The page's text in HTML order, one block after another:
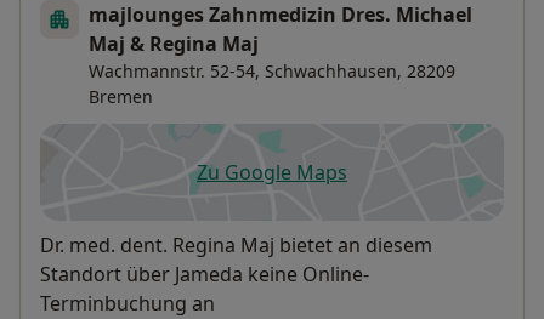
majlounges Zahnmedizin Dres. Michael
Maj & Regina Maj
Wachmannstr. 52-54, Schwachhausen, 28209
Bremen
Zu Google Mapsöffnet in einer neuen
Verfügbarkeit
Dr. med. dent. Regina Maj bietet an diesem
Standort über Jameda keine Online-
Terminbuchung an